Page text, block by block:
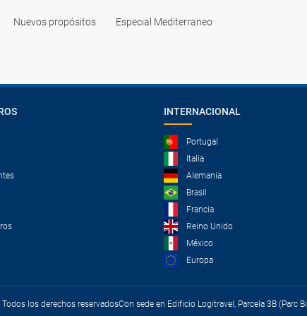
Nuevos propósitos Especial Mediterraneo
INTERNACIONAL
Portugal
Italia
Alemania
Brasil
Francia
Reino Unido
México
Europa
los derechos reservadosCon sede en Edificio Logitravel, Parcela 3B (Parc